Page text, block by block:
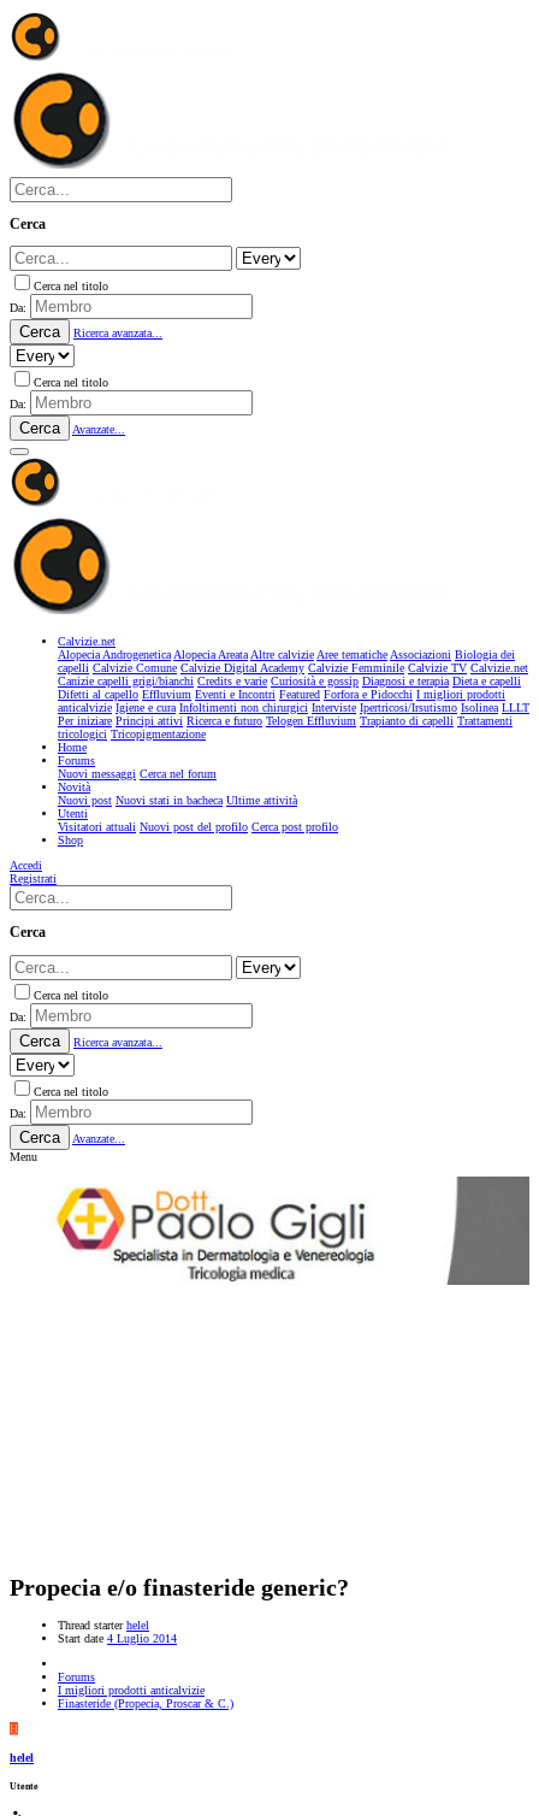
Cerca
Cerca nel titolo
Da:
Cerca Ricerca avanzata...
Cerca nel titolo
Da:
Cerca Avanzate...
Calvizie.net
Alopecia AndrogeneticaAlopecia AreataAltre calvizieAree tematicheAssociazioni Biologia dei
capelli Calvizie Comune Calvizie Digital Academy Calvizie Femminile Calvizie TV Calvizie.net
Canizie capelli grigi/bianchi Credits e varie Curiosità e gossip Diagnosi e terapia Dieta e capelli
Difetti al capello Effluvium Eventi e Incontri Featured Forfora e Pidocchi I migliori prodotti
anticalvizie Igiene e cura Infoltimenti non chirurgici Interviste Ipertricosi/Irsutismo Isolinea LLLT
Per iniziare Principi attivi Ricerca e futuro Telogen Effluvium Trapianto di capelli Trattamenti
tricologici Tricopigmentazione
Home
Forums
Nuovi messaggi Cerca nel forum
Novità
Nuovi post Nuovi stati in bacheca Ultime attività
Utenti
Visitatori attuali Nuovi post del profilo Cerca post profilo
Shop
Accedi
Registrati
Cerca
Cerca nel titolo
Da:
Cerca Ricerca avanzata...
Cerca nel titolo
Da:
Cerca
Avanzate...
Menu
Propecia e/o finasteride generic?
Thread starter helel
Start date 4 Luglio 2014
Forums
I migliori prodotti anticalvizie
Finasteride (Propecia, Proscar & C.)
H
helel
Utente